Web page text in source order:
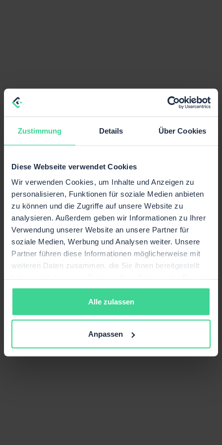
Zustimmung Details Über Cookies
Diese Webseite verwendet Cookies
Wir verwenden Cookies, um Inhalte und Anzeigen zu
personalisieren, Funktionen für soziale Medien anbieten
zu können und die Zugriffe auf unsere Website zu
analysieren. Außerdem geben wir Informationen zu Ihrer
Verwendung unserer Website an unsere Partner für
soziale Medien, Werbung und Analysen weiter. Unsere
Partner führen diese Informationen möglicherweise mit
weiteren Daten zusammen, die Sie ihnen bereitgestellt
gesammelt haben.
Alle zulassen
Anpassen